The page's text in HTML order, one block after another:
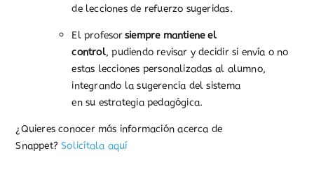
de lecciones de refuerzo sugeridas.
El profesorsiempre mantiene el
control, pudiendo revisar y decidir si envía o no
estas lecciones personalizadas al alumno,
integrando la sugerencia del sistema
en su estrategia pedagógica.
¿Quieres conocer más información acerca de
Snappet?Solicítala aquí